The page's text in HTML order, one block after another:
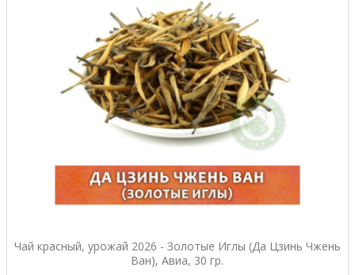
Чай красный, урожай 2026 - Золотые Иглы (Да Цзинь Чжень
Ван), Авиа, 30 гр.